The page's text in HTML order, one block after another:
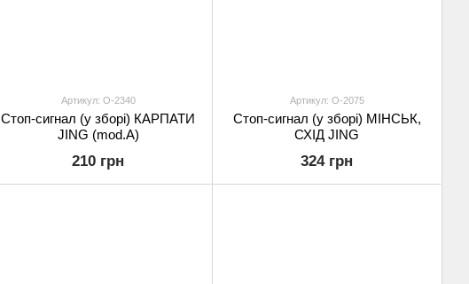
Артикул: O-2340
Стоп-сигнал (у зборі) КАРПАТИ
JING (mod.A)
210 грн
Артикул: O-2075
Стоп-сигнал (у зборі) МІНСЬК,
СХІД JING
324 грн